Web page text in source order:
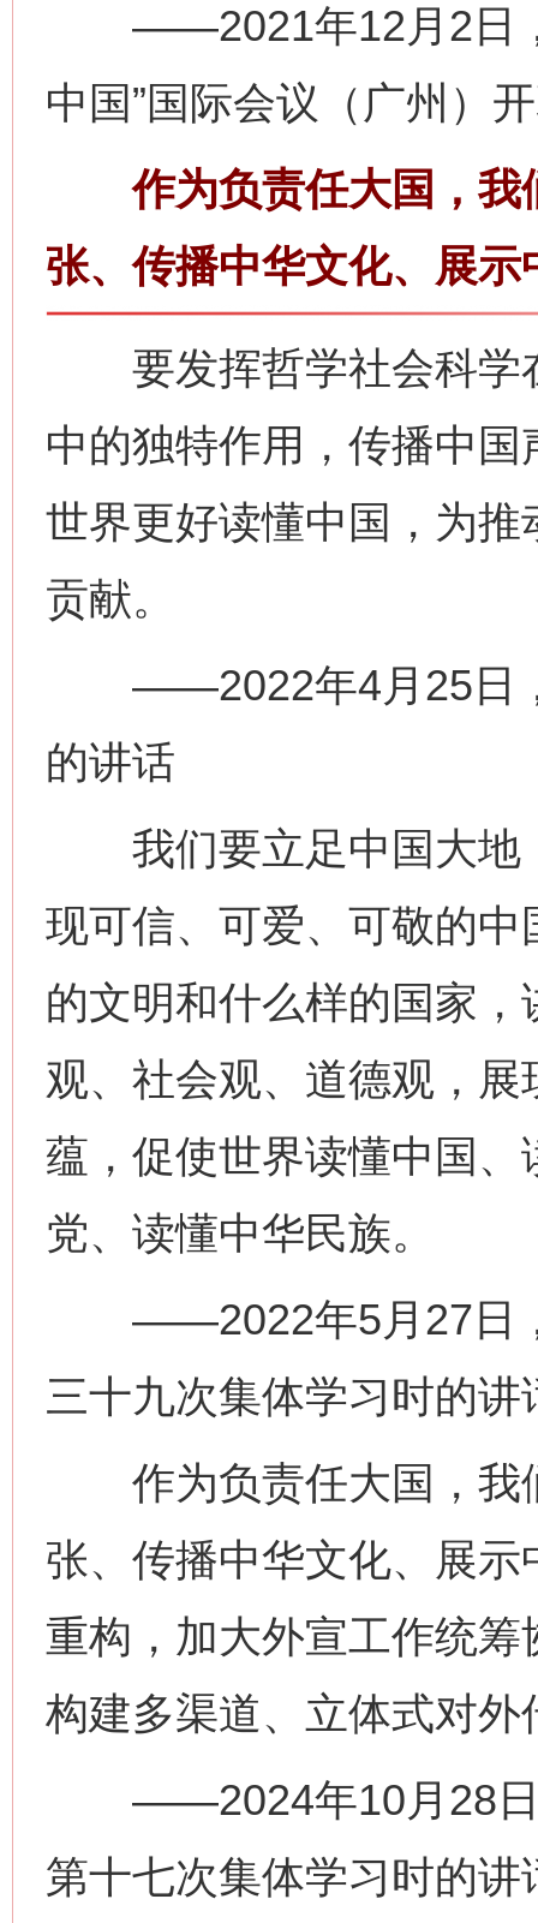
——2021年12月2日，
中国”国际会议（广州）
作为负责任大国，我
张、传播中华文化、展示
要发挥哲学社会科学
中的独特作用，传播中
世界更好读懂中国，为
贡献。
——2022年4月25日，
的讲话
我们要立足中国大地
现可信、可爱、可敬的
的文明和什么样的国家
观、社会观、道德观，
蕴，促使世界读懂中国
党、读懂中华民族。
——2022年5月27日，
三十九次集体学习时的讲
作为负责任大国，我
张、传播中华文化、展
重构，加大外宣工作统
构建多渠道、立体式对外
——2024年10月28日
第十七次集体学习时的讲
网上购药对药下症？